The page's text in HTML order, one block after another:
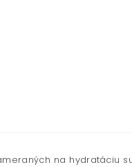
na hydratáciu